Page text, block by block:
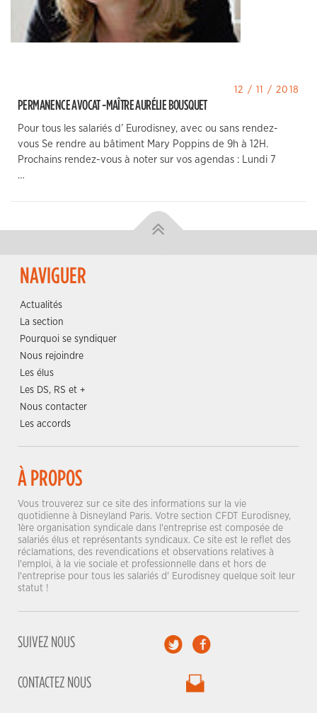
12 / 11 / 2018
PERMANENCE AVOCAT -MAÎTRE AURÉLIE BOUSQUET
Pour tous les salariés d’ Eurodisney, avec ou sans rendez-
vous Se rendre au bâtiment Mary Poppins de 9h à 12H.
Prochains rendez-vous à noter sur vos agendas : Lundi 7
…
NAVIGUER
Actualités
La section
Pourquoi se syndiquer
Nous rejoindre
Les élus
Les DS, RS et +
Nous contacter
Les accords
À PROPOS
Vous trouverez sur ce site des informations sur la vie
quotidienne à Disneyland Paris. Votre section CFDT Eurodisney,
1ère organisation syndicale dans l'entreprise est composée de
salariés élus et représentants syndicaux. Ce site est le reflet des
réclamations, des revendications et observations relatives à
l'emploi, à la vie sociale et professionnelle dans et hors de
l'entreprise pour tous les salariés d' Eurodisney quelque soit leur
statut !
SUIVEZ NOUS
CONTACTEZ NOUS